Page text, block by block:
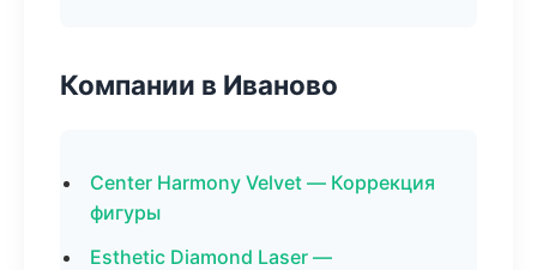
Компании в Иваново
Center Harmony Velvet — Коррекция
фигуры
Esthetic Diamond Laser —